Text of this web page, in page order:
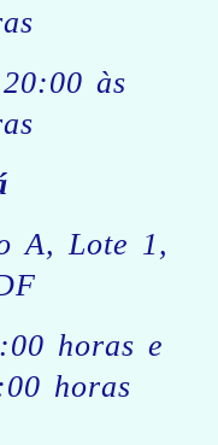
às
A, Lote 1,
horas e
horas